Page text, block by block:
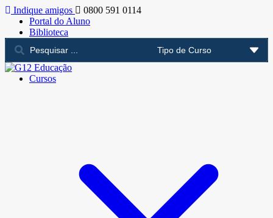
Indique amigos
0800 591 0114
Portal do Aluno
Biblioteca
Cursos